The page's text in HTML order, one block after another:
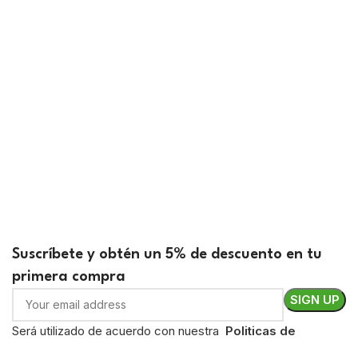
Suscríbete y obtén un 5% de descuento en tu
primera compra
Será utilizado de acuerdo con nuestra Politicas de